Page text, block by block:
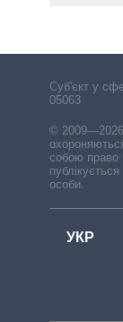
Cуб'єкт у
05063
© 2009—2026
собою право
особи.
УКР